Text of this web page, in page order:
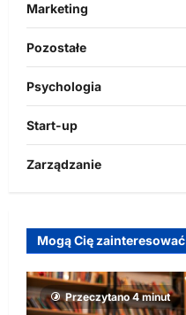
Marketing
Pozostałe
Psychologia
Start-up
Zarządzanie
Mogą Cię zainteresować
Przeczytano 4 minut